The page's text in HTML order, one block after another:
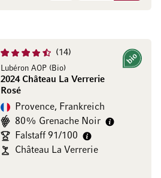
14
Lubéron AOP (Bio)
2024 Château La Verrerie
Rosé
Bio
Provence, Frankreich
80% Grenache Noir
Falstaff 91/100
Château La Verrerie